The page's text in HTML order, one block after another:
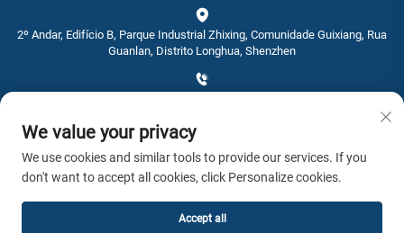
2º Andar, Edifício B, Parque Industrial Zhixing, Comunidade Guixiang, Rua
Guanlan, Distrito Longhua, Shenzhen
[email protected]
We value your privacy
We use cookies and similar tools to provide our services. If you
don't want to accept all cookies, click Personalize cookies.
Accept all